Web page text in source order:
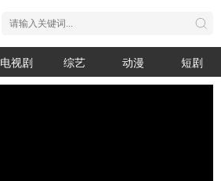
电视剧 综艺 动漫 短剧